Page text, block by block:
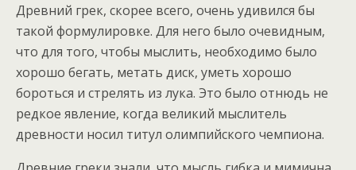
Древний грек, скорее всего, очень удивился бы
такой формулировке. Для него было очевидным,
что для того, чтобы мыслить, необходимо было
хорошо бегать, метать диск, уметь хорошо
бороться и стрелять из лука. Это было отнюдь не
редкое явление, когда великий мыслитель
древности носил титул олимпийского чемпиона.